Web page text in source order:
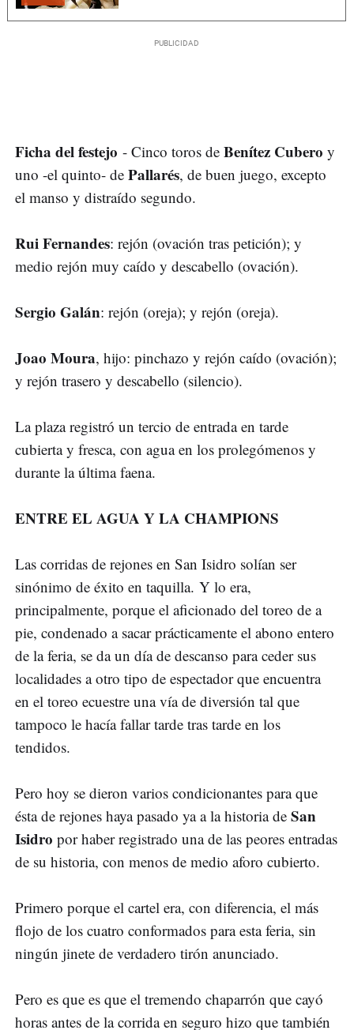
Ficha del festejo - Cinco toros de Benítez Cubero y
uno -el quinto- de Pallarés, de buen juego, excepto
el manso y distraído segundo.
Rui Fernandes: rejón (ovación tras petición); y
medio rejón muy caído y descabello (ovación).
Sergio Galán: rejón (oreja); y rejón (oreja).
Joao Moura, hijo: pinchazo y rejón caído (ovación);
y rejón trasero y descabello (silencio).
La plaza registró un tercio de entrada en tarde
cubierta y fresca, con agua en los prolegómenos y
durante la última faena.
ENTRE EL AGUA Y LA CHAMPIONS
Las corridas de rejones en San Isidro solían ser
sinónimo de éxito en taquilla. Y lo era,
principalmente, porque el aficionado del toreo de a
pie, condenado a sacar prácticamente el abono entero
de la feria, se da un día de descanso para ceder sus
localidades a otro tipo de espectador que encuentra
en el toreo ecuestre una vía de diversión tal que
tampoco le hacía fallar tarde tras tarde en los
tendidos.
Pero hoy se dieron varios condicionantes para que
ésta de rejones haya pasado ya a la historia de San
Isidro por haber registrado una de las peores entradas
de su historia, con menos de medio aforo cubierto.
Primero porque el cartel era, con diferencia, el más
flojo de los cuatro conformados para esta feria, sin
ningún jinete de verdadero tirón anunciado.
Pero es que es que el tremendo chaparrón que cayó
horas antes de la corrida en seguro hizo que también